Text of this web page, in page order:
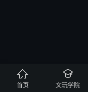

首页

文玩学院